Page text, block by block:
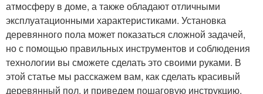
атмосферу в доме, а также обладают отличными
эксплуатационными характеристиками. Установка
деревянного пола может показаться сложной задачей,
но с помощью правильных инструментов и соблюдения
технологии вы сможете сделать это своими руками. В
этой статье мы расскажем вам, как сделать красивый
деревянный пол, и приведем пошаговую инструкцию.